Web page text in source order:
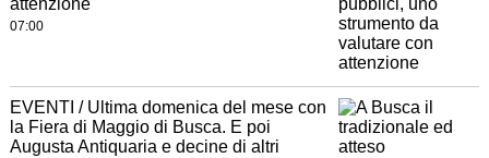
attenzione
07:00
EVENTI / Ultima domenica del mese con
la Fiera di Maggio di Busca. E poi
Augusta Antiquaria e decine di altri